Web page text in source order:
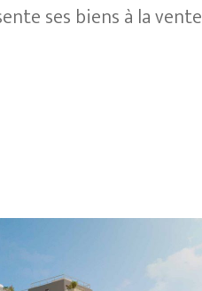
ses biens à la vente